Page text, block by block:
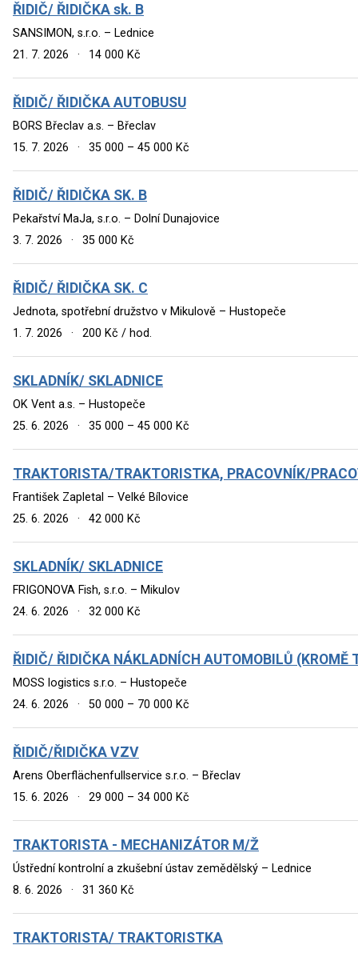
ŘIDIČ/ ŘIDIČKA sk. B
SANSIMON, s.r.o. – Lednice
21. 7. 2026
· 14 000 Kč
ŘIDIČ/ ŘIDIČKA AUTOBUSU
BORS Břeclav a.s. – Břeclav
15. 7. 2026
· 35 000 – 45 000 Kč
ŘIDIČ/ ŘIDIČKA SK. B
Pekařství MaJa, s.r.o. – Dolní Dunajovice
3. 7. 2026
· 35 000 Kč
ŘIDIČ/ ŘIDIČKA SK. C
Jednota, spotřební družstvo v Mikulově – Hustopeče
1. 7. 2026
· 200 Kč / hod.
SKLADNÍK/ SKLADNICE
OK Vent a.s. – Hustopeče
25. 6. 2026
· 35 000 – 45 000 Kč
TRAKTORISTA/TRAKTORISTKA, PRACOVNÍK/
František Zapletal – Velké Bílovice
25. 6. 2026
· 42 000 Kč
SKLADNÍK/ SKLADNICE
FRIGONOVA Fish, s.r.o. – Mikulov
24. 6. 2026
· 32 000 Kč
ŘIDIČ/ ŘIDIČKA NÁKLADNÍCH AUTOMOBILŮ (KROMĚ
MOSS logistics s.r.o. – Hustopeče
24. 6. 2026
· 50 000 – 70 000 Kč
ŘIDIČ/ŘIDIČKA VZV
Arens Oberflächenfullservice s.r.o. – Břeclav
15. 6. 2026
· 29 000 – 34 000 Kč
TRAKTORISTA - MECHANIZÁTOR M/Ž
Ústřední kontrolní a zkušební ústav zemědělský – Lednice
8. 6. 2026
· 31 360 Kč
TRAKTORISTA/ TRAKTORISTKA